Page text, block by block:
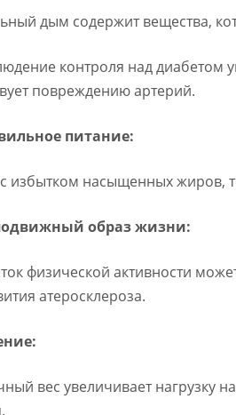
дым содержит вещества,
контроля над диабетом
повреждению артерий.
питание:
избытком насыщенных жиров,
образ жизни:
физической активности
атеросклероза.
вес увеличивает нагрузку